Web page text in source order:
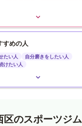
すめの人
たい人
自分磨きをしたい人
けたい人
区のスポーツジ